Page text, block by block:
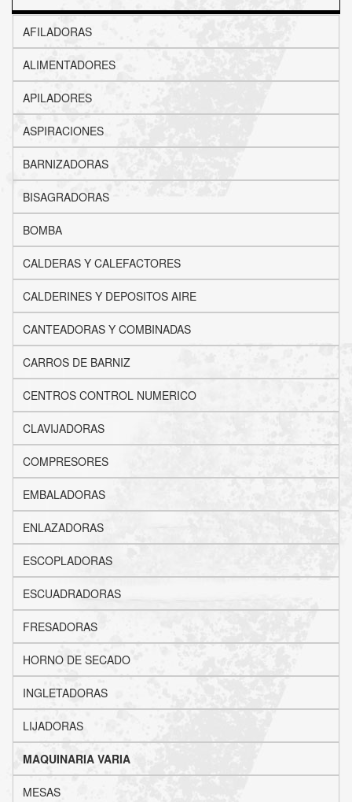
AFILADORAS
ALIMENTADORES
APILADORES
ASPIRACIONES
BARNIZADORAS
BISAGRADORAS
BOMBA
CALDERAS Y CALEFACTORES
CALDERINES Y DEPOSITOS AIRE
CANTEADORAS Y COMBINADAS
CARROS DE BARNIZ
CENTROS CONTROL NUMERICO
CLAVIJADORAS
COMPRESORES
EMBALADORAS
ENLAZADORAS
ESCOPLADORAS
ESCUADRADORAS
FRESADORAS
HORNO DE SECADO
INGLETADORAS
LIJADORAS
MAQUINARIA VARIA
MESAS